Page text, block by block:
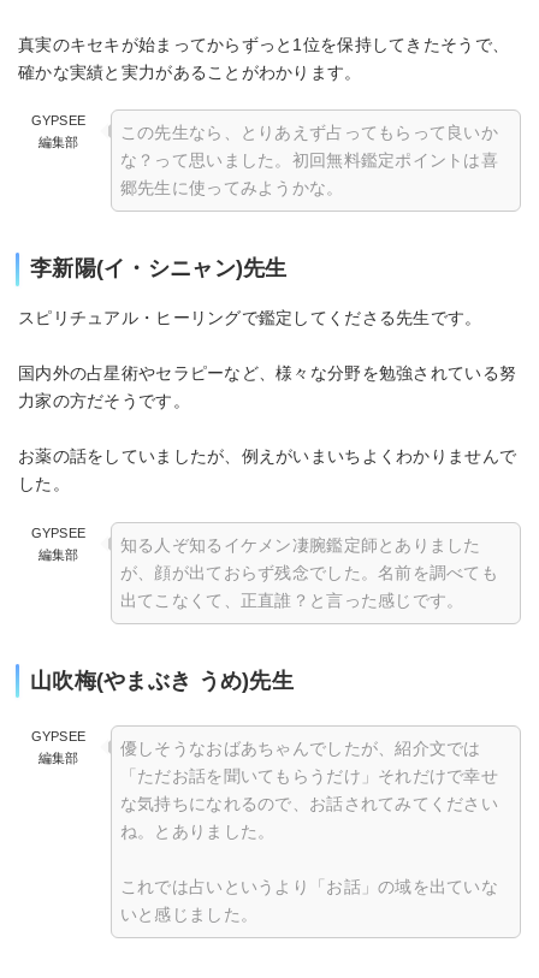
真実のキセキが始まってからずっと1位を保持してきたそうで、
確かな実績と実力があることがわかります。
GYPSEE
編集部
この先生なら、とりあえず占ってもらって良いか
な？って思いました。初回無料鑑定ポイントは喜
郷先生に使ってみようかな。
李新陽(イ・シニャン)先生
スピリチュアル・ヒーリングで鑑定してくださる先生です。
国内外の占星術やセラピーなど、様々な分野を勉強されている努
力家の方だそうです。
お薬の話をしていましたが、例えがいまいちよくわかりませんで
した。
GYPSEE
編集部
知る人ぞ知るイケメン凄腕鑑定師とありました
が、顔が出ておらず残念でした。名前を調べても
出てこなくて、正直誰？と言った感じです。
山吹梅(やまぶき うめ)先生
GYPSEE
編集部
優しそうなおばあちゃんでしたが、紹介文では
「ただお話を聞いてもらうだけ」それだけで幸せ
な気持ちになれるので、お話されてみてください
ね。とありました。
これでは占いというより「お話」の域を出ていな
いと感じました。